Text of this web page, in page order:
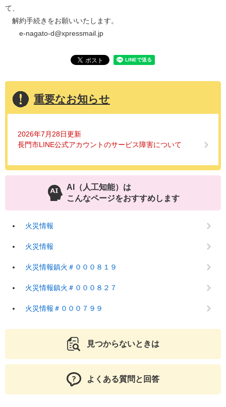
て、
解約手続きをお願いいたします。
e-nagato-d@xpressmail.jp
重要なお知らせ
2026年7月28日更新
長門市LINE公式アカウントのサービス障害について
AI（人工知能）は
こんなページをおすすめします
火災情報
火災情報
火災情報鎮火＃０００８１９
火災情報鎮火＃０００８２７
火災情報＃０００７９９
見つからないときは
よくある質問と回答